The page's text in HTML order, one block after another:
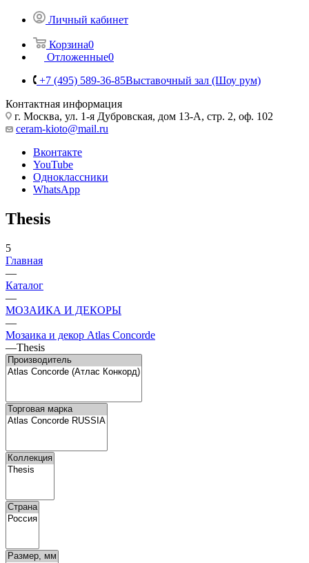
Личный кабинет
Корзина0
Отложенные0
+7 (495) 589-36-85Выставочный зал (Шоу рум)
Контактная информация
г. Москва, ул. 1-я Дубровская, дом 13-А, стр. 2, оф. 102
ceram-kioto@mail.ru
Вконтакте
YouTube
Одноклассники
WhatsApp
Thesis
5
Главная
—
Каталог
—
МОЗАИКА И ДЕКОРЫ
—
Мозаика и декор Atlas Concorde
—Thesis